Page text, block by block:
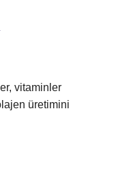
vitaminler
üretimini